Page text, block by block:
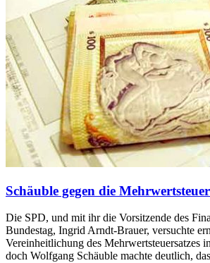
Schäuble gegen die
Die SPD, und mit ihr die Vorsitzende des
Bundestag, Ingrid Arndt-Brauer, versuchte
Vereinheitlichung des Mehrwertsteuersatzes
doch Wolfgang Schäuble machte deutlich,